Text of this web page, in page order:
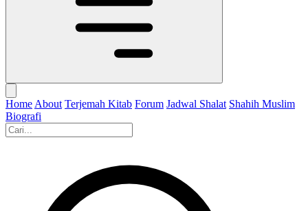
Home About Terjemah Kitab Forum Jadwal Shalat Shahih Muslim
Biografi